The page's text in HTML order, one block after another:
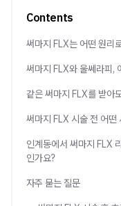
Contents
써마지 FLX는 어떤 원리
써마지 FLX와 울쎄라피,
같은 써마지 FLX를 받아
써마지 FLX 시술 전 어떤
인계동에서 써마지 FLX
인가요?
자주 묻는 질문